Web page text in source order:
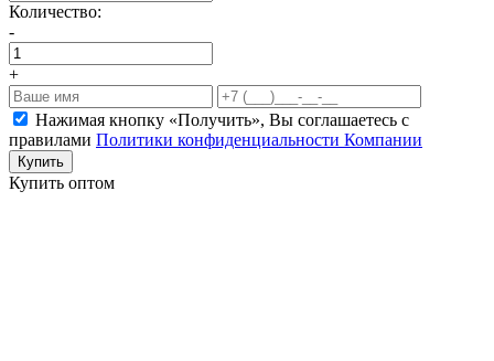
Количество:
-
+
Нажимая кнопку «Получить», Вы соглашаетесь c
правилами Политики конфиденциальности Компании
Купить
Купить оптом